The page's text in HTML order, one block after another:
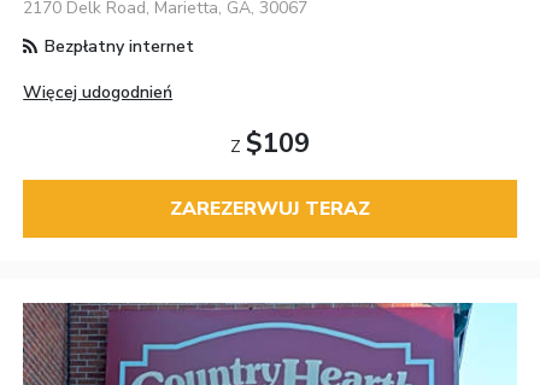
2170 Delk Road, Marietta, GA, 30067
Bezpłatny internet
Więcej udogodnień
Z $109
ZAREZERWUJ TERAZ